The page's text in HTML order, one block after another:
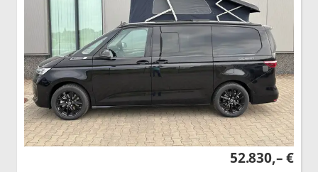
52.830,– €